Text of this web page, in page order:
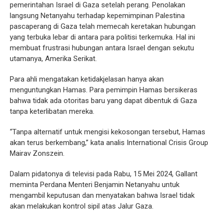
pemerintahan Israel di Gaza setelah perang. Penolakan
langsung Netanyahu terhadap kepemimpinan Palestina
pascaperang di Gaza telah memecah keretakan hubungan
yang terbuka lebar di antara para politisi terkemuka. Hal ini
membuat frustrasi hubungan antara Israel dengan sekutu
utamanya, Amerika Serikat.
Para ahli mengatakan ketidakjelasan hanya akan
menguntungkan Hamas. Para pemimpin Hamas bersikeras
bahwa tidak ada otoritas baru yang dapat dibentuk di Gaza
tanpa keterlibatan mereka.
“Tanpa alternatif untuk mengisi kekosongan tersebut, Hamas
akan terus berkembang,” kata analis International Crisis Group
Mairav Zonszein.
Dalam pidatonya di televisi pada Rabu, 15 Mei 2024, Gallant
meminta Perdana Menteri Benjamin Netanyahu untuk
mengambil keputusan dan menyatakan bahwa Israel tidak
akan melakukan kontrol sipil atas Jalur Gaza.